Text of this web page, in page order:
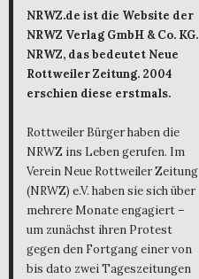
NRWZ.de ist die Website der
NRWZ Verlag GmbH & Co. KG.
NRWZ, das bedeutet Neue
Rottweiler Zeitung. 2004
erschien diese erstmals.
Rottweiler Bürger haben die
NRWZ ins Leben gerufen. Im
Verein Neue Rottweiler Zeitung
(NRWZ) e.V. haben sie sich über
mehrere Monate engagiert –
um zunächst ihren Protest
gegen den Fortgang einer von
bis dato zwei Tageszeitungen